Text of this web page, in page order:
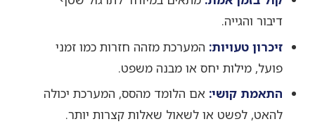
דיבור והגייה.
זיכרון טעויות: המערכת מזהה חזרות כמו זמני
פועל, מילות יחס או מבנה משפט.
התאמת קושי: אם הלומד מהסס, המערכת יכולה
להאט, לפשט או לשאול שאלות קצרות יותר.